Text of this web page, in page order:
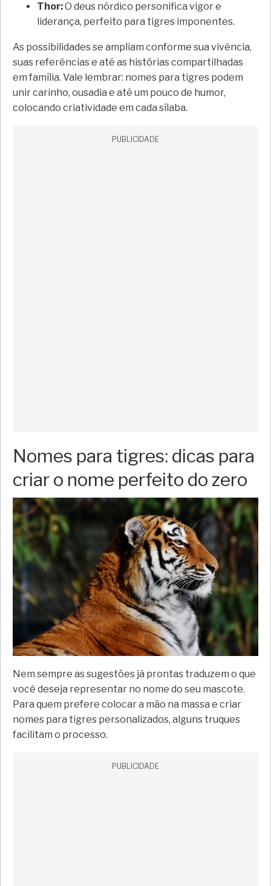
Thor:O deus nórdico personifica vigor e
liderança, perfeito para tigres imponentes.
As possibilidades se ampliam conforme sua vivência,
suas referências e até as histórias compartilhadas
em família. Vale lembrar: nomes para tigres podem
unir carinho, ousadia e até um pouco de humor,
colocando criatividade em cada sílaba.
PUBLICIDADE
Nomes para tigres: dicas para
criar o nome perfeito do zero
Nem sempre as sugestões já prontas traduzem o que
você deseja representar no nome do seu mascote.
Para quem prefere colocar a mão na massa e criar
nomes para tigres personalizados, alguns truques
facilitam o processo.
PUBLICIDADE